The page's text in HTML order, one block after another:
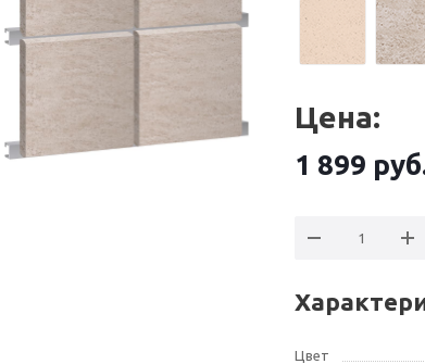
Цена:
1 899
Цвет